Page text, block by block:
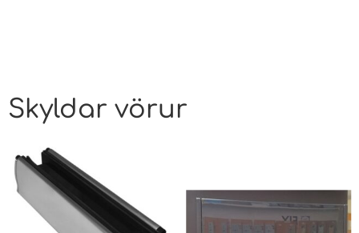
Skyldar vörur